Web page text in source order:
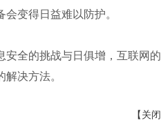
变得日益难以防护。
全的挑战与日俱增，互联网
决方法。
【关